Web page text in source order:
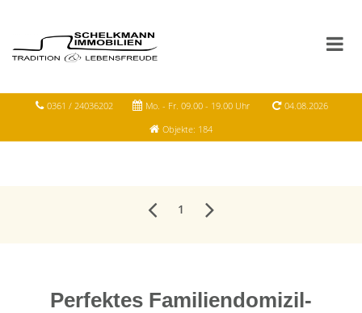
0361 / 24036202 Mo. - Fr. 09.00 - 19.00 Uhr
04.08.2026
Objekte: 184
1
Perfektes Familiendomizil-